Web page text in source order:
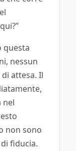
questa
nessun
attesa. Il
nel
non sono
fiducia.